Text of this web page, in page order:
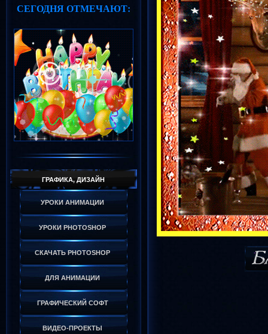
СЕГОДНЯ ОТМЕЧАЮТ:
ГРАФИКА, ДИЗАЙН
УРОКИ АНИМАЦИИ
УРОКИ PHOTOSHOP
СКАЧАТЬ PHOTOSHOP
ДЛЯ АНИМАЦИИ
ГРАФИЧЕСКИЙ СОФТ
ВИДЕО-ПРОЕКТЫ